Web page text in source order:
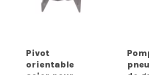
Pivot
orientable